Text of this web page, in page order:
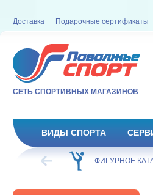
Доставка Подарочные сертификаты
СЕТЬ СПОРТИВНЫХ МАГАЗИНОВ
ВИДЫ СПОРТА
ХОККЕЙ ФИГУРНОЕ